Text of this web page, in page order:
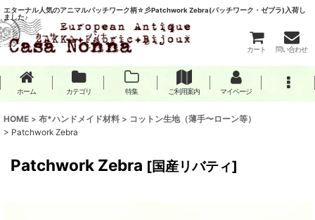
エターナル人気のアニマルパッチワーク柄☆彡Patchwork Zebra(パッチワーク・ゼブラ)入荷し
ました♪
カート 問い合わせ
ホーム カテゴリ 特集 ご利用案内 マイページ
HOME > 布*ハンドメイド材料 > コットン生地（薄手〜ローン等）
> Patchwork Zebra
Patchwork Zebra [国産リバティ]